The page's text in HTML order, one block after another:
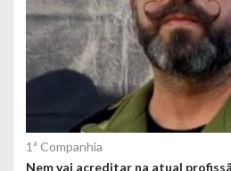
1ª Companhia
Nem vai acreditar na atual